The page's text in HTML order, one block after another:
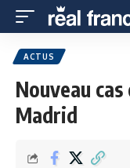
ACTUS
Nouveau cas
Madrid